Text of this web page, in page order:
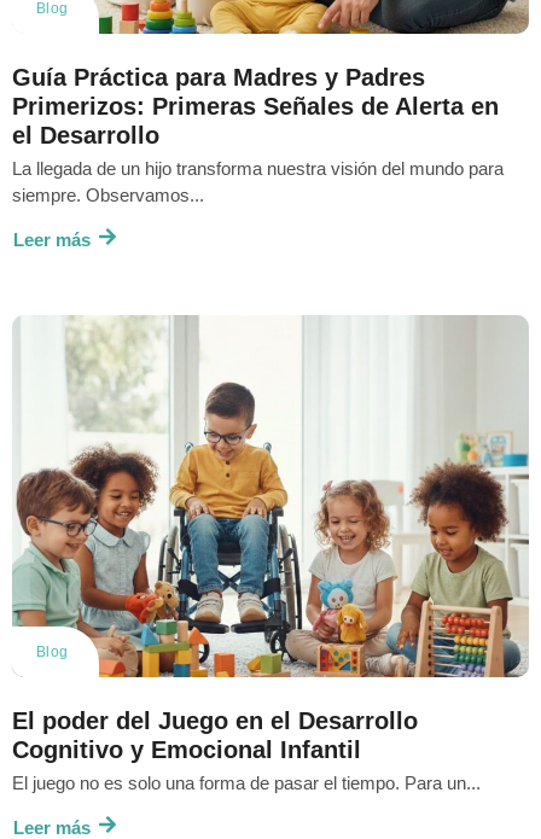
Blog
Guía Práctica para Madres y Padres
Primerizos: Primeras Señales de Alerta en
el Desarrollo
La llegada de un hijo transforma nuestra visión del mundo para
siempre. Observamos...
Leer más
Blog
El poder del Juego en el Desarrollo
Cognitivo y Emocional Infantil
El juego no es solo una forma de pasar el tiempo. Para un...
Leer más